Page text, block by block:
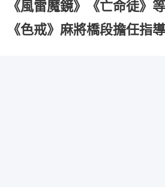
《風雷魔鏡》《亡命徒》
《色戒》麻將橋段擔任指導